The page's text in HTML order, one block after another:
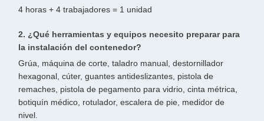
4 horas + 4 trabajadores = 1 unidad
2. ¿Qué herramientas y equipos necesito preparar para
la instalación del contenedor?
Grúa, máquina de corte, taladro manual, destornillador
hexagonal, cúter, guantes antideslizantes, pistola de
remaches, pistola de pegamento para vidrio, cinta métrica,
botiquín médico, rotulador, escalera de pie, medidor de
nivel.